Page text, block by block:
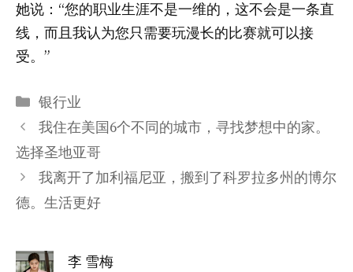
她说：“您的职业生涯不是一维的，这不会是一条直
线，而且我认为您只需要玩漫长的比赛就可以接
受。”
分
类
银行业
我住在美国6个不同的城市，寻找梦想中的家。
选择圣地亚哥
我离开了加利福尼亚，搬到了科罗拉多州的博尔
德。生活更好
李 雪梅